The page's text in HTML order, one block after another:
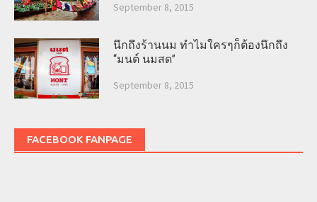
September 8, 2015
นึกถึงร้านนม ทำไมใครๆก็ต้องนึกถึง
“มนต์ นมสด”
September 8, 2015
FACEBOOK FANPAGE